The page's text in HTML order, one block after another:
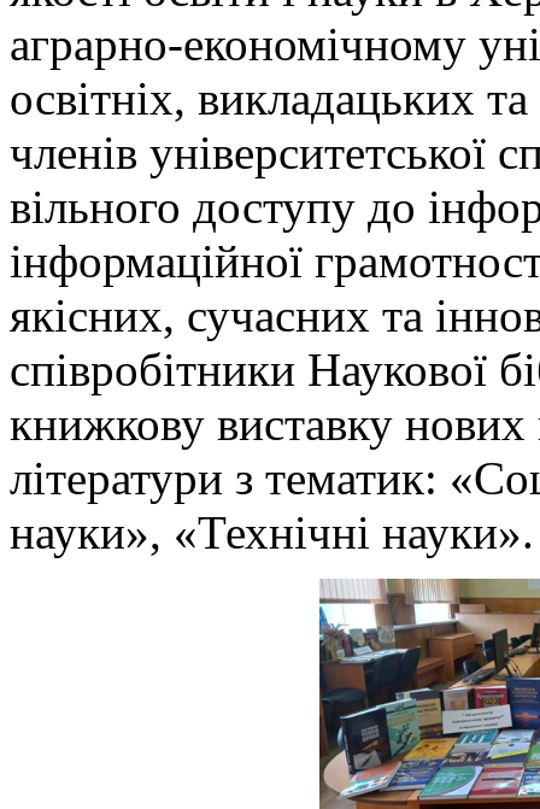
аграрно-економічному
освітніх, викладацьких
членів університетської
вільного доступу до
інформаційної
якісних, сучасних та
співробітники Наукової
книжкову виставку нових
літератури з тематик:
науки», «Технічні науки».